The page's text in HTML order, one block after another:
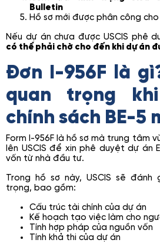
Bulletin
Hồ sơ mới được phân công
Nếu dự án chưa được USCIS phê
có thể phải chờ cho đến khi dự án
Đơn I-956F là
quan trọng
chính sách BE-5
Form I-956F là hồ sơ mà trung tâm
lên USCIS để xin phê duyệt dự án
vốn từ nhà đầu tư.
Trong hồ sơ này, USCIS sẽ
trọng, bao gồm:
Cấu trúc tài chính của dự án
Kế hoạch tạo việc làm cho
Tính hợp pháp của nguồn vốn
Tính khả thi của dự án